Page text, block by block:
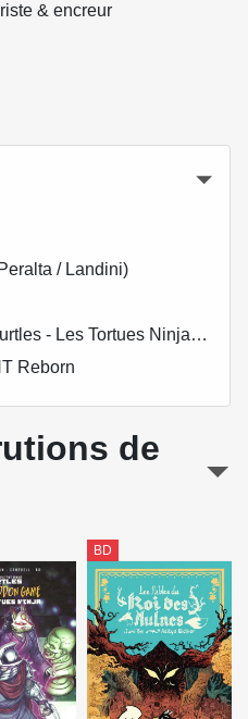
& encreur
/ Landini)
Les Tortues Ninja (HiComics)
Reborn
de
BD